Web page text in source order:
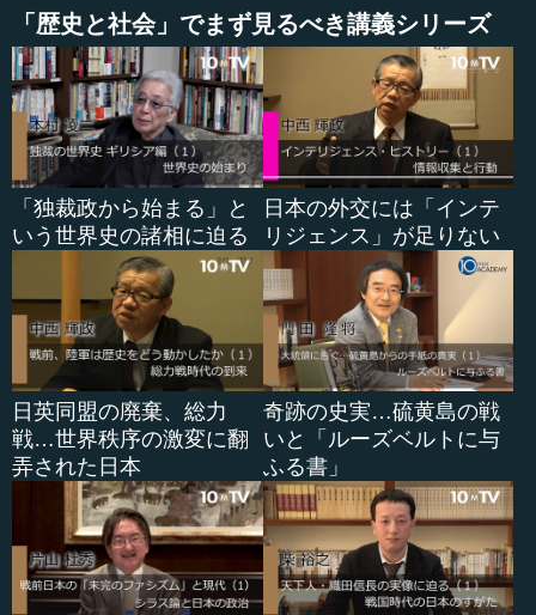
鎌倉時代の末期、後醍醐天皇が元徳3（1331）年8月9日
に「元弘」に改元します。しかし、幕府はこれを認めませ
ん。幕府の方では反乱を起こそうとする後醍醐天皇の改元
に反対を唱えたわけです。翌元徳4（1332）年は、後醍醐
天皇の元号では元弘2年に当たりますが、この年、光厳天皇
の即位による「正慶」への改元が行われます。
その後、後醍醐天皇の討幕運動が成功して、鎌倉幕府は
倒れることになります。それまでずっと元弘が継続してい
るという解釈だった後醍醐天皇は、元弘4（1334）年に
「建武」と改元を行います。建武は、幕府を倒して政権を
樹立したという意味で、後醍醐天皇は「武」の字を使いた
かったのだと思います。公家の間では「武」のような物騒
な字が元号に入るのは非常に好ましくないと批判したとい
う話も残っています。
建武3（1336）年になると、後醍醐天皇は主導権が取れ
ないために京を逃れ、「延元」に改元します。京を維持し
た足利尊氏は、後醍醐天皇政権の下で定められた「建武」
の元号を引き続き使います。
その後、足利尊氏は光明天皇を北朝に擁立し、代始めと
「歴史と社会」でまず見るべき講義シリーズ
「独裁政から始まる」と
いう世界史の諸相に迫る
日本の外交には「インテ
リジェンス」が足りない
日英同盟の廃棄、総力
戦…世界秩序の激変に翻
弄された日本
奇跡の史実…硫黄島の戦
いと「ルーズベルトに与
ふる書」